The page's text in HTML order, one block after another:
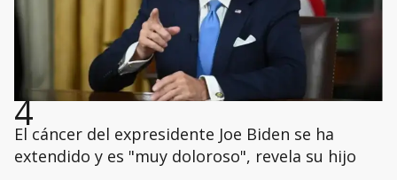
4
El cáncer del expresidente Joe Biden se ha
extendido y es "muy doloroso", revela su hijo